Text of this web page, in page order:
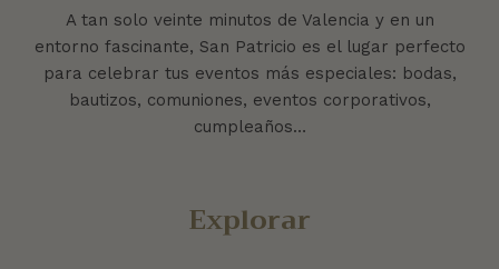
A tan solo veinte minutos de Valencia y en un
entorno fascinante, San Patricio es el lugar perfecto
para celebrar tus eventos más especiales: bodas,
bautizos, comuniones, eventos corporativos,
cumpleaños…
Explorar